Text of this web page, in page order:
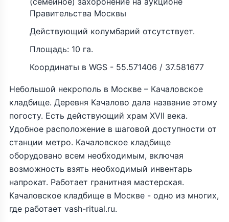
Правительства Москвы
Действующий колумбарий отсутствует.
Площадь: 10 га.
Координаты в WGS - 55.571406 / 37.581677
Небольшой некрополь в Москве – Качаловское
кладбище. Деревня Качалово дала название этому
погосту. Есть действующий храм XVII века.
Удобное расположение в шаговой доступности от
станции метро. Качаловское кладбище
оборудовано всем необходимым, включая
возможность взять необходимый инвентарь
напрокат. Работает гранитная мастерская.
Качаловское кладбище в Москве - одно из многих,
где работает vash-ritual.ru.